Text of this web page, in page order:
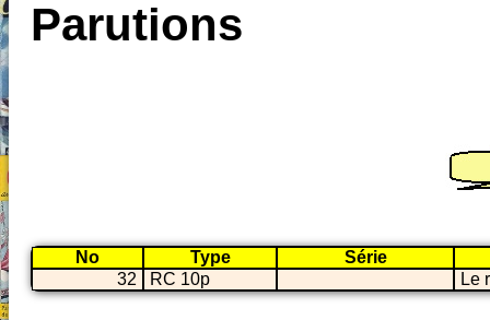
Parutions
No Type
Série
32
RC 10p Le